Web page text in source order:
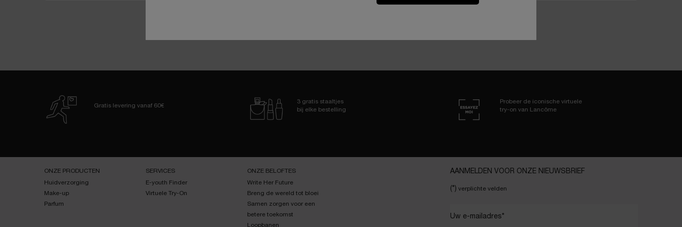
Gratis levering vanaf 60€
3 gratis staaltjes
bij elke bestelling
Probeer de iconische virtuele
try-on van Lancôme
ONZE PRODUCTEN
Huidverzorging
Make-up
Parfum
SERVICES
E-youth Finder
Virtuele Try-On
ONZE BELOFTES
Write Her Future
Breng de wereld tot bloei
Samen zorgen voor een
betere toekomst
Loopbanen
AANMELDEN VOOR ONZE NIEUWSBRIEF
(*) verplichte velden
Uw e-mailadres*